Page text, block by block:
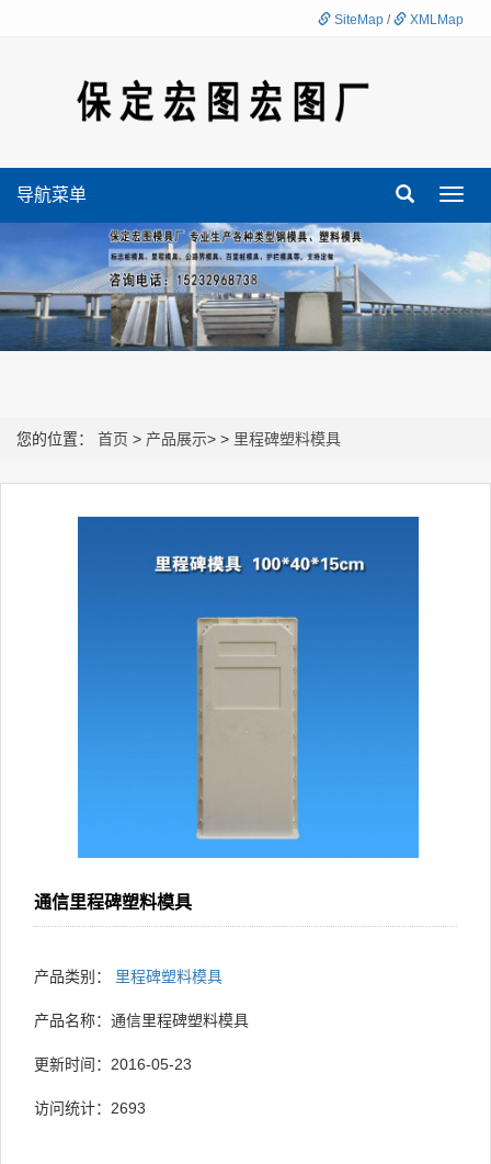
SiteMap / XMLMap
导航菜单
您的位置： 首页 > 产品展示> > 里程碑塑料模具
通信里程碑塑料模具
产品类别： 里程碑塑料模具
产品名称：通信里程碑塑料模具
更新时间：2016-05-23
访问统计： 2693